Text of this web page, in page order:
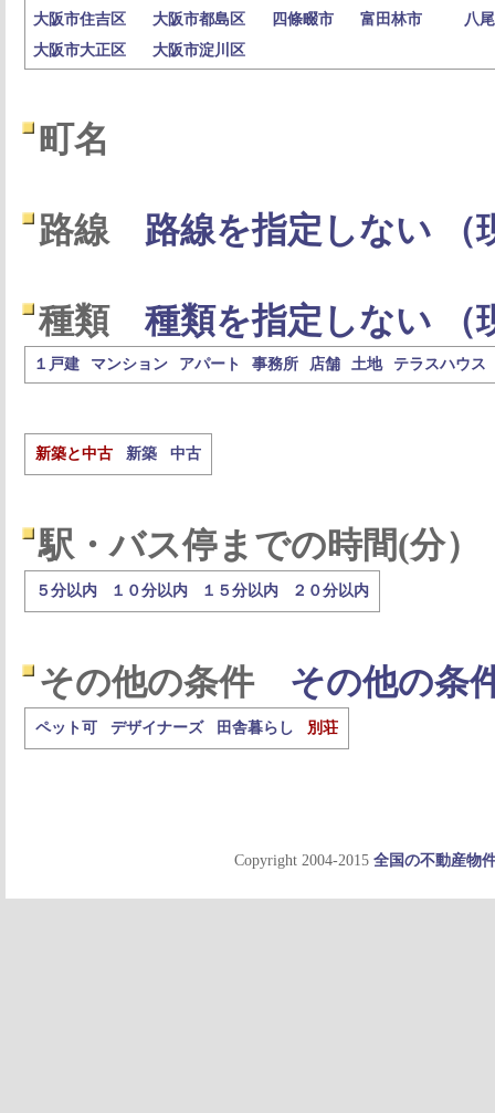
大阪市住吉区
大阪市都島区 四條畷市 富田林市
八
大阪市大正区
大阪市淀川区
町名
路線 路線を指定しない （
種類 種類を指定しない （
１戸建 マンション アパート 事務所 店舗 土地 テラスハウス
新築と中古 新築 中古
駅・バス停までの時間(分）
５分以内 １０分以内 １５分以内 ２０分以内
その他の条件 その他の条
ペット可 デザイナーズ 田舎暮らし 別荘
Copyright 2004-2015 全国の不動産物